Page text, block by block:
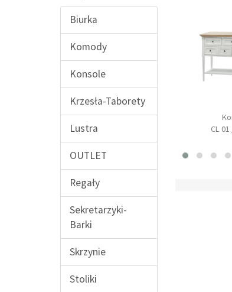
Biurka
Komody
Konsole
Krzesła-Taborety
Lustra
OUTLET
Regały
Sekretarzyki-
Barki
Skrzynie
Stoliki
Stół prostokątny
CL 01